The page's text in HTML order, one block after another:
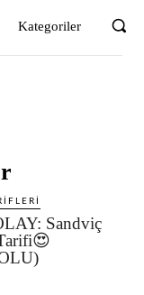
Kategoriler
Sandviç